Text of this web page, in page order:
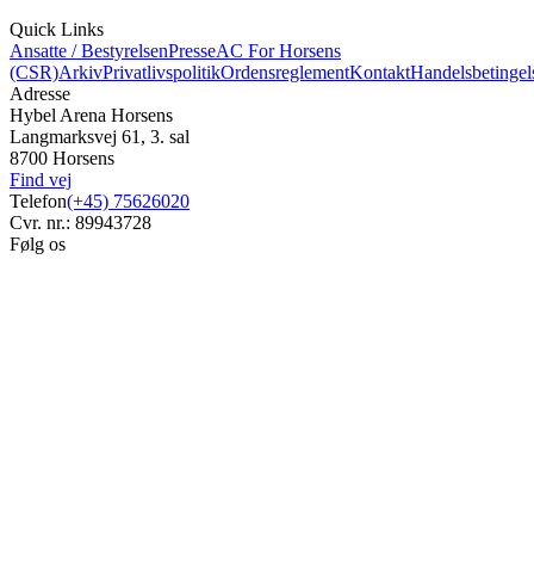
Quick Links
Ansatte / BestyrelsenPresseAC For Horsens
(CSR)ArkivPrivatlivspolitikOrdensreglementKontakt
Adresse
Hybel Arena Horsens
Langmarksvej 61, 3. sal
8700 Horsens
Find vej
Telefon(+45) 75626020
Cvr. nr.: 89943728
Følg os